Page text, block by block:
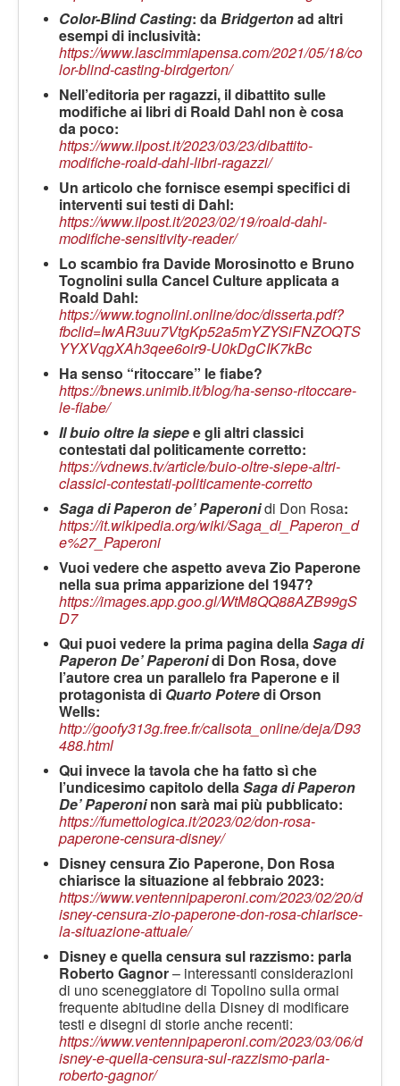
Color-Blind Casting: daBridgertonad altri
esempi di inclusività:
https://www.lascimmiapensa.com/2021/05/18/co
lor-blind-casting-birdgerton/
Nell’editoria per ragazzi, il dibattito sulle
modifiche ai libri di Roald Dahl non è cosa
da poco:
https://www.ilpost.it/2023/03/23/dibattito-
modifiche-roald-dahl-libri-ragazzi/
Un articolo che fornisce esempi specifici di
interventi sui testi di Dahl:
https://www.ilpost.it/2023/02/19/roald-dahl-
modifiche-sensitivity-reader/
Lo scambio fra Davide Morosinotto e Bruno
Tognolini sulla Cancel Culture applicata a
Roald Dahl:
https://www.tognolini.online/doc/disserta.pdf?
fbclid=IwAR3uu7VtgKp52a5mYZYSiFNZOQTS
YYXVqgXAh3qee6oir9-U0kDgCIK7kBc
Ha senso “ritoccare” le fiabe?
https://bnews.unimib.it/blog/ha-senso-ritoccare-
le-fiabe/
Il buio oltre la siepee gli altri classici
contestati dal politicamente corretto:
https://vdnews.tv/article/buio-oltre-siepe-altri-
classici-contestati-politicamente-corretto
Saga di Paperon de’ Paperonidi Don Rosa:
https://it.wikipedia.org/wiki/Saga_di_Paperon_d
e%27_Paperoni
Vuoi vedere che aspetto aveva Zio Paperone
nella sua prima apparizione del 1947?
https://images.app.goo.gl/WtM8QQ88AZB99gS
D7
Qui puoi vedere la prima pagina dellaSaga di
Paperon De’ Paperonidi Don Rosa, dove
l’autore crea un parallelo fra Paperone e il
protagonista di Quarto Poteredi Orson
Wells:
http://goofy313g.free.fr/calisota_online/deja/D93
488.html
Qui invece la tavola che ha fatto sì che
l’undicesimo capitolo dellaSaga di Paperon
De’ Paperoninon sarà mai più pubblicato:
https://fumettologica.it/2023/02/don-rosa-
paperone-censura-disney/
Disney censura Zio Paperone, Don Rosa
chiarisce la situazione al febbraio 2023:
https://www.ventennipaperoni.com/2023/02/20/d
isney-censura-zio-paperone-don-rosa-chiarisce-
la-situazione-attuale/
Disney e quella censura sul razzismo: parla
Roberto Gagnor– interessanti considerazioni
di uno sceneggiatore di Topolino sulla ormai
frequente abitudine della Disney di modificare
testi e disegni di storie anche recenti:
https://www.ventennipaperoni.com/2023/03/06/d
isney-e-quella-censura-sul-razzismo-parla-
roberto-gagnor/